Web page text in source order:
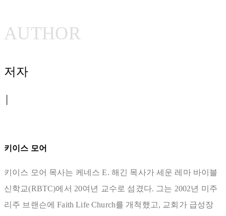
AUTHOR
저자
키이스 모어
키이스 모어 목사는 케네스 E. 해긴 목사가 세운 레마 바이블
신학교(RBTC)에서 20여년 교수로 섬겼다. 그는 2002년 미주
리주 브랜슨에 Faith Life Church를 개척했고, 교회가 급성장